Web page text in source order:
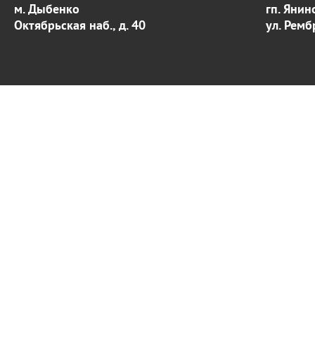
м. Дыбенко
Октябрьская наб., д. 40
гп.
ул.